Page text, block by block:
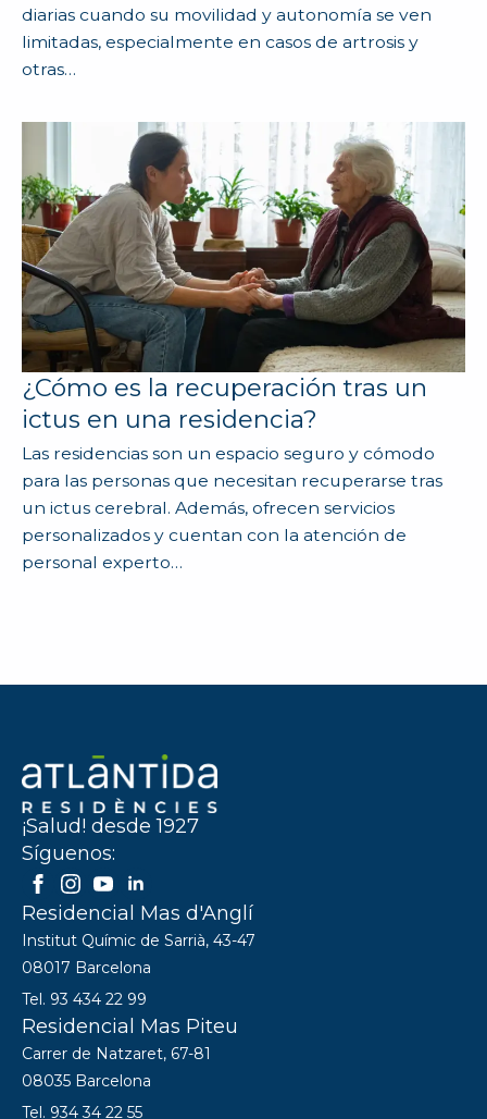
diarias cuando su movilidad y autonomía se ven
limitadas, especialmente en casos de artrosis y
otras…
¿Cómo es la recuperación tras un
ictus en una residencia?
Las residencias son un espacio seguro y cómodo
para las personas que necesitan recuperarse tras
un ictus cerebral. Además, ofrecen servicios
personalizados y cuentan con la atención de
personal experto…
¡Salud! desde 1927
Síguenos:
Residencial Mas d'Anglí
Institut Químic de Sarrià, 43-47
08017 Barcelona
Tel. 93 434 22 99
Residencial Mas Piteu
Carrer de Natzaret, 67-81
08035 Barcelona
Tel. 934 34 22 55